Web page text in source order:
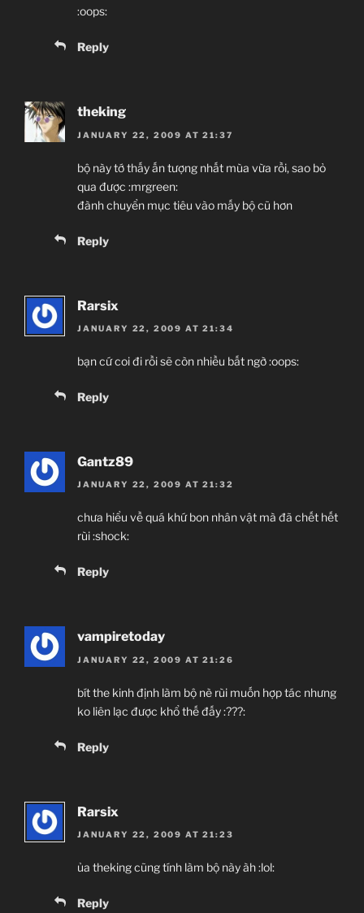
:oops:
Reply
theking
JANUARY 22, 2009 AT 21:37
bộ này tớ thấy ấn tượng nhất mùa vừa rồi, sao bỏ
qua được :mrgreen:
đành chuyển mục tiêu vào mấy bộ cũ hơn
Reply
Rarsix
JANUARY 22, 2009 AT 21:34
bạn cứ coi đi rồi sẽ còn nhiều bất ngờ :oops:
Reply
Gantz89
JANUARY 22, 2009 AT 21:32
chưa hiểu về quá khứ bon nhân vật mà đã chết hết
rùi :shock:
Reply
vampiretoday
JANUARY 22, 2009 AT 21:26
bít the kinh định làm bộ nè rùi muốn hợp tác nhưng
ko liên lạc được khổ thế đấy :???:
Reply
Rarsix
JANUARY 22, 2009 AT 21:23
ủa theking cũng tính làm bộ này àh :lol:
Reply